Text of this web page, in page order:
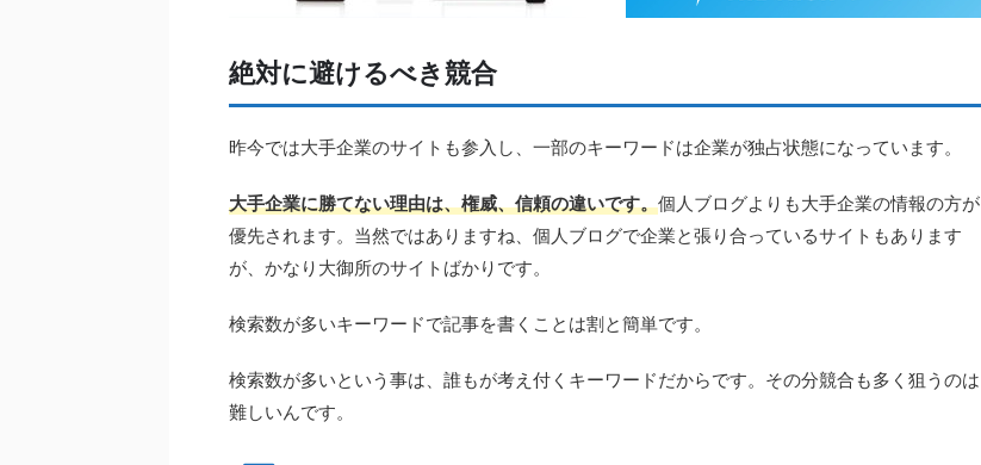
絶対に避けるべき競合
昨今では大手企業のサイトも参入し、一部のキーワードは企業が独占状態になっています。
大手企業に勝てない理由は、権威、信頼の違いです。個人ブログよりも大手企業の情報の方が
優先されます。当然ではありますね、個人ブログで企業と張り合っているサイトもあります
が、かなり大御所のサイトばかりです。
検索数が多いキーワードで記事を書くことは割と簡単です。
検索数が多いという事は、誰もが考え付くキーワードだからです。その分競合も多く狙うのは
難しいんです。